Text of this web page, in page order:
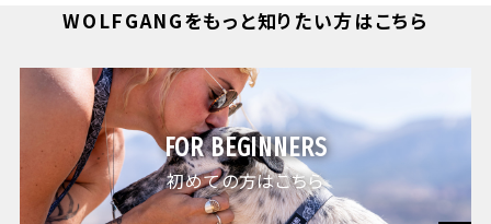
WOLFGANGをもっと知りたい方はこちら
FOR BEGINNERS
初めての方はこちら